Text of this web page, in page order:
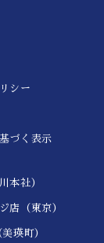
シー
づく表示
本社）
店（東京）
瑛町）